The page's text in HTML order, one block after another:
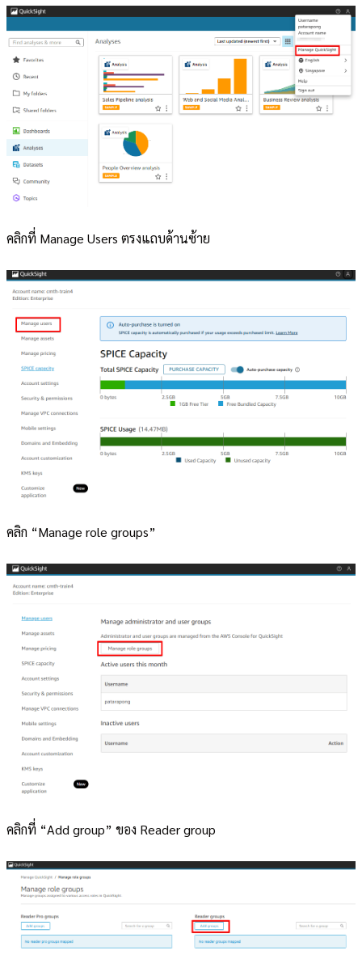
คลิกที่ Manage Users ตรงแถบด้านซ้าย
คลิก “Manage role groups”
คลิกที่ “Add group” ของ Reader group